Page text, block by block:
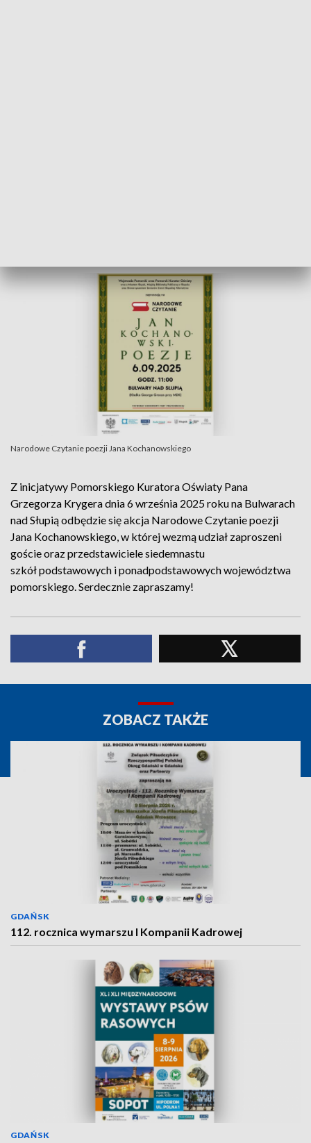
Narodowe Czytanie poezji Jana Kochanowskiego
Z inicjatywy Pomorskiego Kuratora Oświaty Pana
Grzegorza Krygera dnia 6 września 2025 roku na Bulwarach
nad Słupią odbędzie się akcja Narodowe Czytanie poezji
Jana Kochanowskiego, w której wezmą udział zaproszeni
goście oraz przedstawiciele siedemnastu
szkół podstawowych i ponadpodstawowych województwa
pomorskiego. Serdecznie zapraszamy!
ZOBACZ TAKŻE
GDAŃSK
112. rocznica wymarszu I Kompanii Kadrowej
GDAŃSK